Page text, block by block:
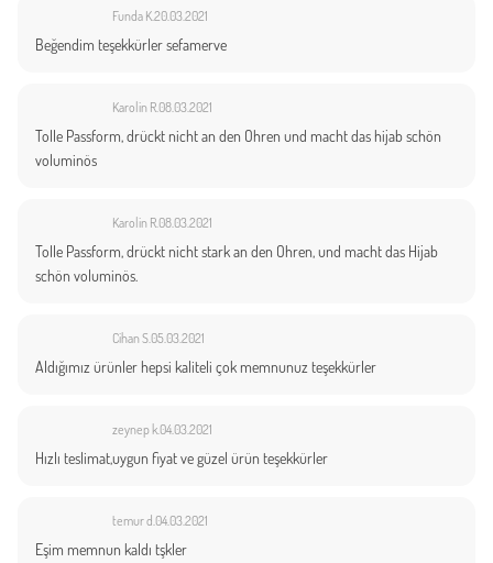
Funda K.20.03.2021
Beğendim teşekkürler sefamerve
Karolin R.08.03.2021
Tolle Passform, drückt nicht an den Ohren und macht das hijab schön
voluminös
Karolin R.08.03.2021
Tolle Passform, drückt nicht stark an den Ohren, und macht das Hijab
schön voluminös.
Cihan S.05.03.2021
Aldığımız ürünler hepsi kaliteli çok memnunuz teşekkürler
zeynep k.04.03.2021
Hızlı teslimat,uygun fiyat ve güzel ürün teşekkürler
temur d. 04.03.2021
Eşim memnun kaldı tşkler